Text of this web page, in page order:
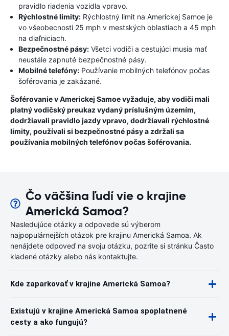
pravidlo riadenia vozidla vpravo.
Rýchlostné limity: Rýchlostný limit na Americkej Samoe je
vo všeobecnosti 25 mph v mestských oblastiach a 45 mph
na diaľniciach.
Bezpečnostné pásy: Všetci vodiči a cestujúci musia mať
neustále zapnuté bezpečnostné pásy.
Mobilné telefóny: Používanie mobilných telefónov počas
šoférovania je zakázané.
Šoférovanie v Americkej Samoe vyžaduje, aby vodiči mali
platný vodičský preukaz vydaný príslušným územím,
dodržiavali pravidlo jazdy vpravo, dodržiavali rýchlostné
limity, používali si bezpečnostné pásy a zdržali sa
používania mobilných telefónov počas šoférovania.
Čo väčšina ľudí vie o krajine
Americká Samoa?
Nasledujúce otázky a odpovede sú výberom
najpopulárnejších otázok pre krajinu Americká Samoa. Ak
nenájdete odpoveď na svoju otázku, pozrite si stránku Často
kladené otázky alebo nás kontaktujte.
Kde zaparkovať v krajine Americká Samoa?
Existujú v krajine Americká Samoa spoplatnené
cesty a ako fungujú?